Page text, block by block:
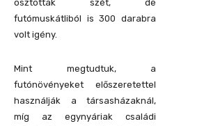
osztottak szét, de
futómuskátliból is 300 darabra
volt igény.
Mint megtudtuk, a
futónövényeket előszeretettel
használják a társasházaknál,
míg az egynyáriak családi